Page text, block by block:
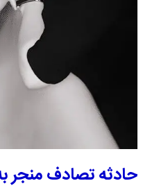
حادثه تصادف